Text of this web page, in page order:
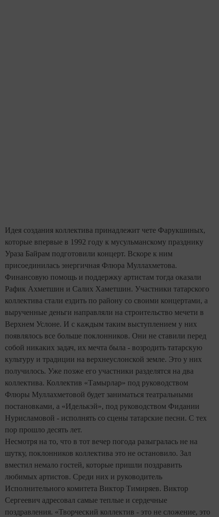
Идея создания коллектива принадлежит чете Фарукшиных,
которые впервые в 1992 году к мусульманскому празднику
Ураза Байрам подготовили концерт. Вскоре к ним
присоединилась энергичная Флюра Муллахметова.
Финансовую помощь и поддержку артистам тогда оказали
Рафик Ахметшин и Салих Хаметшин. Участники татарского
коллектива стали ездить по району со своими концертами, а
вырученные деньги направляли на строительство мечети в
Верхнем Услоне. И с каждым таким выступлением у них
появлялось все больше поклонников. Они не ставили перед
собой никаких задач, их мечта была - возродить татарскую
культуру и традиции на верхнеуслонской земле. Это у них
получилось. Уже позже его участники разделятся на два
коллектива. Коллектив «Тамырлар» под руководством
Флюры Муллахметовой будет заниматься театральными
постановками, а «Иделькэй», под руководством Фидании
Нурисламовой - исполнять со сцены татарские песни. С тех
пор прошло десять лет.
Несмотря на то, что в тот вечер погода разыгралась не на
шутку, поклонников коллектива это не остановило. Зал
вместил немало гостей, которые пришли поздравить
любимых артистов. Среди них и руководитель
Исполнительного комитета Виктор Тимиряев. Виктор
Сергеевич адресовал самые теплые и сердечные
поздравления. «Творческий коллектив - это не сложение, это